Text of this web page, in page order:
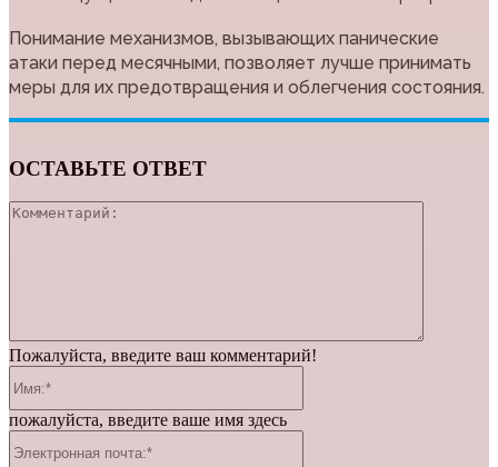
Понимание механизмов, вызывающих панические
атаки перед месячными, позволяет лучше принимать
меры для их предотвращения и облегчения состояния.
ОСТАВЬТЕ ОТВЕТ
Пожалуйста, введите ваш комментарий!
пожалуйста, введите ваше имя здесь